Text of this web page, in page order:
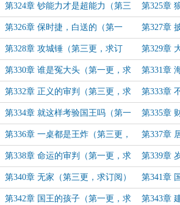
更，求订
第324章 钞能力才是超能力（第三
更，求订阅）
第325章
更，求订
第326章 保时捷，白送的（第一
更，求追读）
第327章
订阅）
第328章 攻城锤（第三更，求订
阅）
第329章
更，求订
第330章 谁是冤大头（第一更，求
订阅）
第331章
求订阅）
第332章 正义的审判（第三更，求
订阅）
第333章
阅）
第334章 就这样考验国王吗（第一
更，求订阅）
第335章
求订阅）
第336章 一桌都是王炸（第三更，
求订阅）
第337章
求订阅）
第338章 命运的审判（第一更，求
订阅）
第339章
阅）
第340章 无家（第三更，求订阅） 第341章
阅）
第342章 国王的孩子（第一更，求 第343章